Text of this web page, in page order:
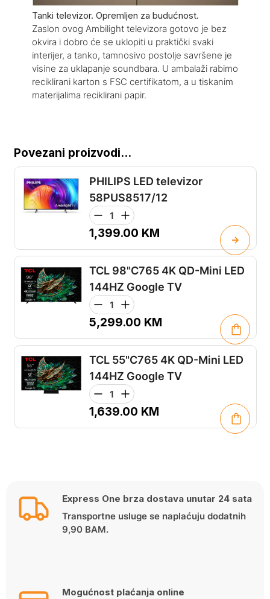
Tanki televizor. Opremljen za budućnost.
Zaslon ovog Ambilight televizora gotovo je bez
okvira i dobro će se uklopiti u praktički svaki
interijer, a tanko, tamnosivo postolje savršene je
visine za uklapanje soundbara. U ambalaži rabimo
reciklirani karton s FSC certifikatom, a u tiskanim
materijalima reciklirani papir.
Povezani proizvodi...
PHILIPS LED televizor
58PUS8517/12
1,399.00 KM
TCL 98"C765 4K QD-Mini LED
144HZ Google TV
5,299.00 KM
TCL 55"C765 4K QD-Mini LED
144HZ Google TV
1,639.00 KM
Express One brza dostava unutar 24 sata
Transportne usluge se naplaćuju dodatnih
9,90 BAM.
Mogućnost plaćanja online